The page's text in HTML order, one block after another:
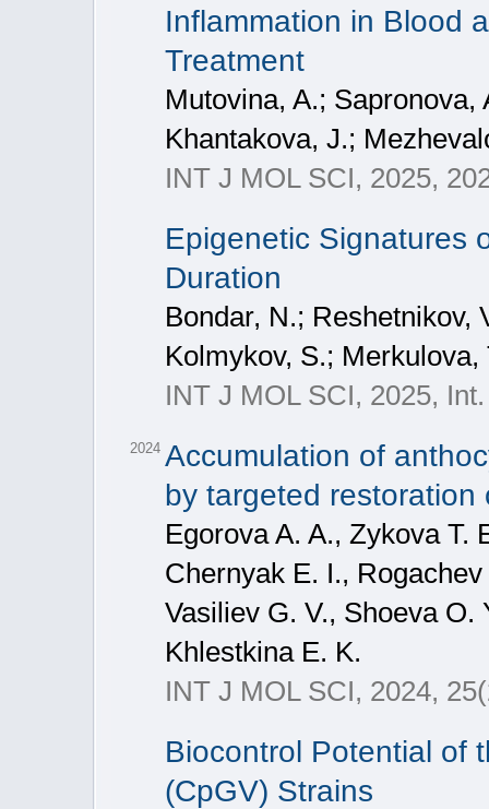
Inflammation in Blood
Treatment
Mutovina, A.;
Khantakova, J.;
INT J MOL SCI, 2025,
Epigenetic Signatures
Duration
Bondar, N.; Reshetnikov,
Kolmykov, S.; Merkulova,
INT J MOL SCI, 2025,
2024 Accumulation of
by targeted
Egorova A. A., Zykova T.
Chernyak E. I.,
Vasiliev G. V., Shoeva O.
Khlestkina E. K.
INT J MOL SCI, 2024,
Biocontrol Potential of
(CpGV) Strains